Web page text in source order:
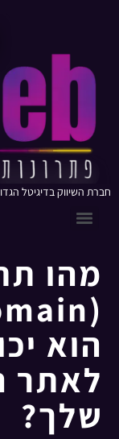
חברת השיווק בדיגיטל
מהו
הוא
לאתר
שלך?